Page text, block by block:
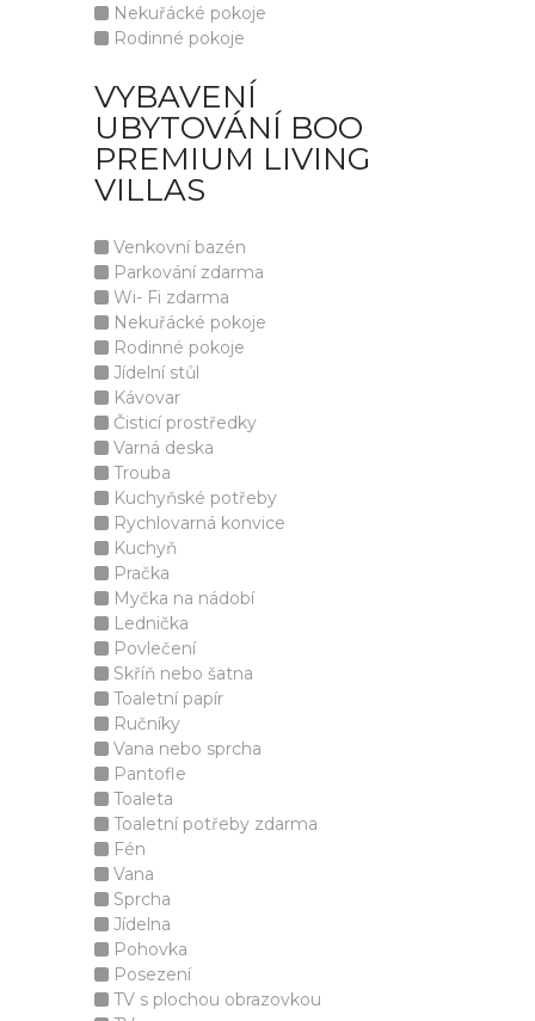
Nekuřácké pokoje
Rodinné pokoje
VYBAVENÍ
UBYTOVÁNÍ BOO
PREMIUM LIVING
VILLAS
Venkovní bazén
Parkování zdarma
Wi- Fi zdarma
Nekuřácké pokoje
Rodinné pokoje
Jídelní stůl
Kávovar
Čisticí prostředky
Varná deska
Trouba
Kuchyňské potřeby
Rychlovarná konvice
Kuchyň
Pračka
Myčka na nádobí
Lednička
Povlečení
Skříň nebo šatna
Toaletní papír
Ručníky
Vana nebo sprcha
Pantofle
Toaleta
Toaletní potřeby zdarma
Fén
Vana
Sprcha
Jídelna
Pohovka
Posezení
TV s plochou obrazovkou